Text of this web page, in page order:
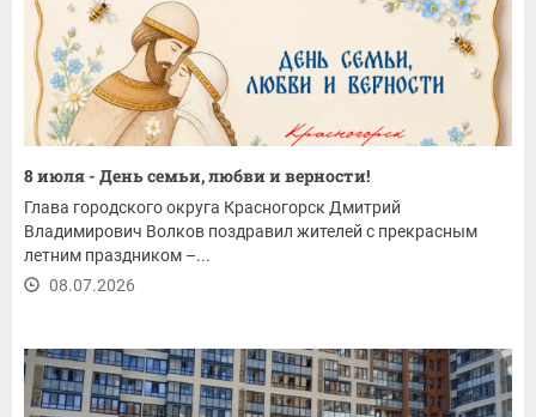
8 июля - День семьи, любви и верности!
Глава городского округа Красногорск Дмитрий
Владимирович Волков поздравил жителей с прекрасным
летним праздником –...
08.07.2026